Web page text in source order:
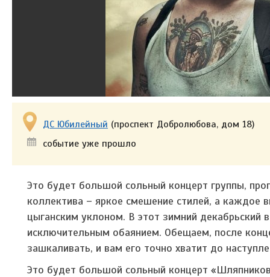
ДС Юбилейный (проспект Добролюбова, дом 18)
событие уже прошло
Это будет большой сольный концерт группы,
коллектива – яркое смешение стилей, а каждое
цыганским уклоном. В этот зимний декабрьский
исключительным обаянием. Обещаем, после
зашкаливать, и вам его точно хватит до
Это будет большой сольный концерт